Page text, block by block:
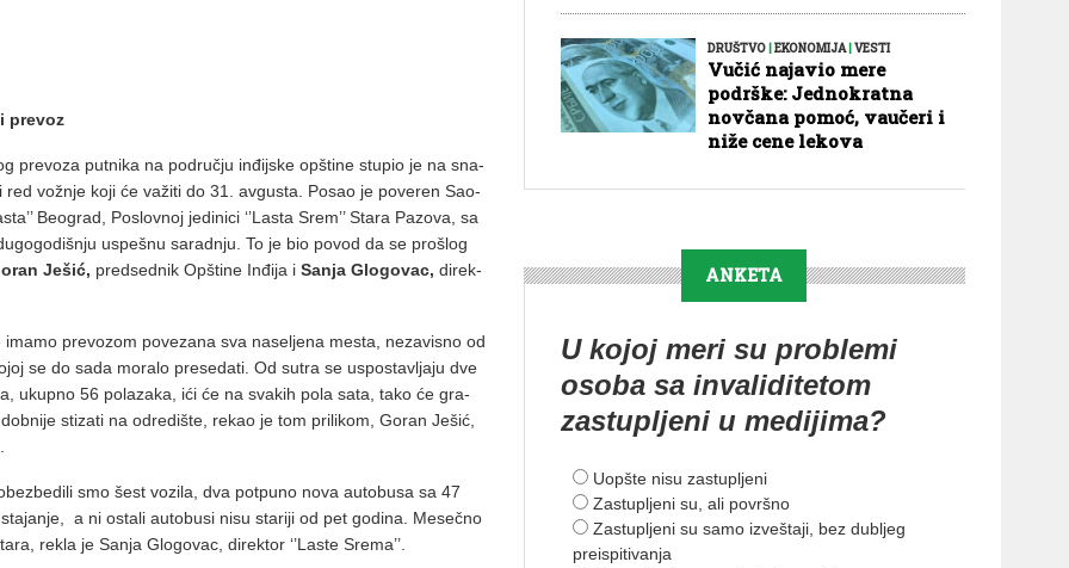
prevoz
pre­vo­za put­ni­ka na pod­ruč­ju in­đij­ske op­šti­ne stu­pio je na sna­
red vo­žnje ko­ji će va­ži­ti do 31. av­gu­sta. Po­sao je po­ve­ren Sa­o­
Be­o­grad, Po­slov­noj je­di­ni­ci ‘’La­sta Srem’’ Sta­ra Pa­zo­va, sa
uspe­šnu sa­rad­nju. To je bio po­vod da se pro­šlog
Je­šić, pred­sed­nik Op­šti­ne In­đi­ja i Sa­nja Glo­go­vac, di­rek­
pre­vo­zom po­ve­za­na sva na­se­lje­na me­sta, ne­za­vi­sno od
se do sa­da mo­ra­lo pre­se­da­ti. Od su­tra se us­po­sta­vlja­ju dve
ukup­no 56 po­la­za­ka, ići će na sva­kih po­la sa­ta, ta­ko će gra­
sti­za­ti na od­re­di­šte, re­kao je tom pri­li­kom, Go­ran Je­šić,
smo šest vo­zi­la, dva pot­pu­no no­va auto­bu­sa sa 47
a ni osta­li auto­bu­si ni­su sta­ri­ji od pet go­di­na. Me­seč­no
re­kla je Sa­nja Glo­go­vac, di­rek­tor ‘’La­ste Sre­ma’’.
DRUŠTVO|EKONOMIJA|VESTI
Vučić najavio mere
podrške: Jednokratna
novčana pomoć, vaučeri i
niže cene lekova
ANKETA
U kojoj meri su problemi
osoba sa invaliditetom
zastupljeni u medijima?
Uopšte nisu zastupljeni
Zastupljeni su, ali površno
Zastupljeni su samo izveštaji, bez dubljeg
preispitivanja